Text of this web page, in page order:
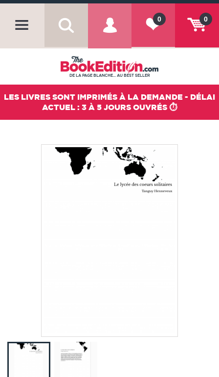
0
0
DE LA PAGE BLANCHE... AU BEST SELLER
LES LIVRES SONT IMPRIMÉS À LA DEMANDE - DÉLAI
ACTUEL : 3 À 5 JOURS OUVRÉS ⏱️